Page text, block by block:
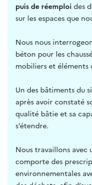
puis de réemploi des
sur les espaces que
Nous nous
béton pour les
mobiliers et éléments
Un des bâtiments du
après avoir constaté
qualité bâtie et sa
s’étendre.
Nous travaillons avec
comporte des
environnementales